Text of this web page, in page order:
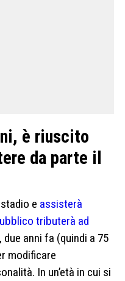
è riuscito
da parte il
e assisterà
tributerà ad
anni fa (quindi a 75
modificare
In un’età in cui si